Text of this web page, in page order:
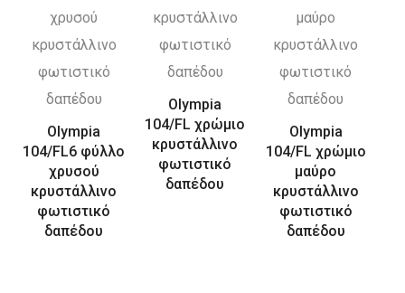
Olympia
104/FL6 φύλλο
χρυσού
κρυστάλλινο
φωτιστικό
δαπέδου
Olympia
104/FL χρώμιο
κρυστάλλινο
φωτιστικό
δαπέδου
Olympia
104/FL χρώμιο
μαύρο
κρυστάλλινο
φωτιστικό
δαπέδου